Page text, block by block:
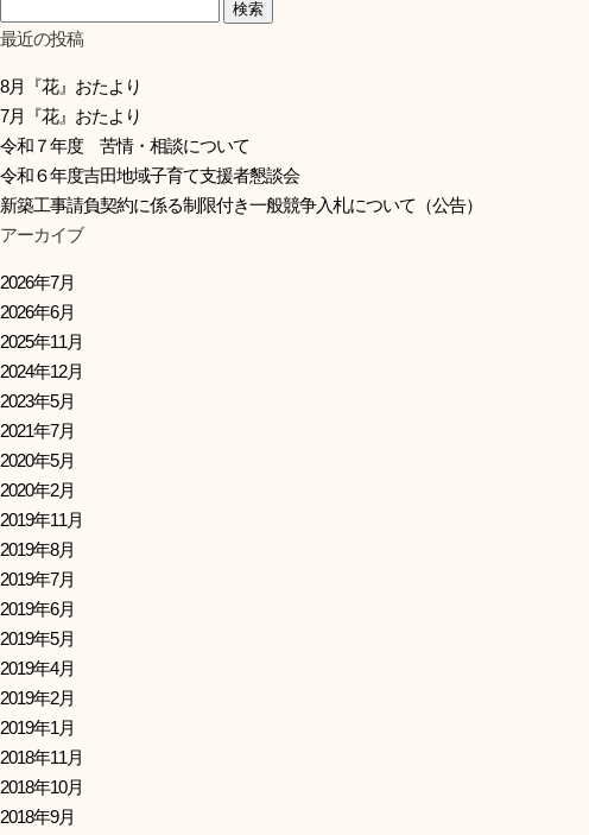
最近の投稿
8月『花』おたより
7月『花』おたより
令和７年度 苦情・相談について
令和６年度吉田地域子育て支援者懇談会
新築工事請負契約に係る制限付き一般競争入札について（公告）
アーカイブ
2026年7月
2026年6月
2025年11月
2024年12月
2023年5月
2021年7月
2020年5月
2020年2月
2019年11月
2019年8月
2019年7月
2019年6月
2019年5月
2019年4月
2019年2月
2019年1月
2018年11月
2018年10月
2018年9月